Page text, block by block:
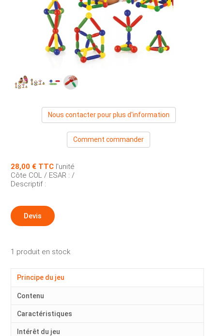
Nous contacter pour plus d'information
Comment commander
28,00 €
l'unité
Côte COL / ESAR : /
Descriptif :
Devis
1 produit en stock
Principe du jeu
Contenu
Caractéristiques
Intérêt du jeu